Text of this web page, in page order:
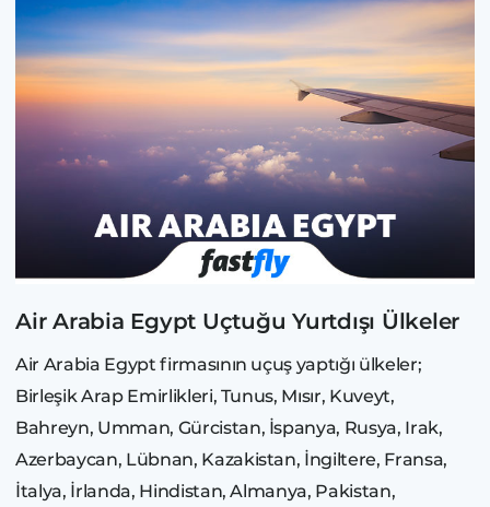
Air Arabia Egypt Uçtuğu Yurtdışı Ülkeler
Air Arabia Egypt firmasının uçuş yaptığı ülkeler;
Birleşik Arap Emirlikleri, Tunus, Mısır, Kuveyt,
Bahreyn, Umman, Gürcistan, İspanya, Rusya, Irak,
Azerbaycan, Lübnan, Kazakistan, İngiltere, Fransa,
İtalya, İrlanda, Hindistan, Almanya, Pakistan,